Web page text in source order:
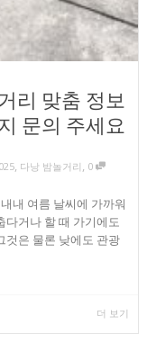
리 맞춤 정보
문의 주세요
, 다낭 밤놀거리 , 0
내 여름 날씨에 가까워
다거나 할 때 가기에도
것은 물론 낮에도 관광
더 보기